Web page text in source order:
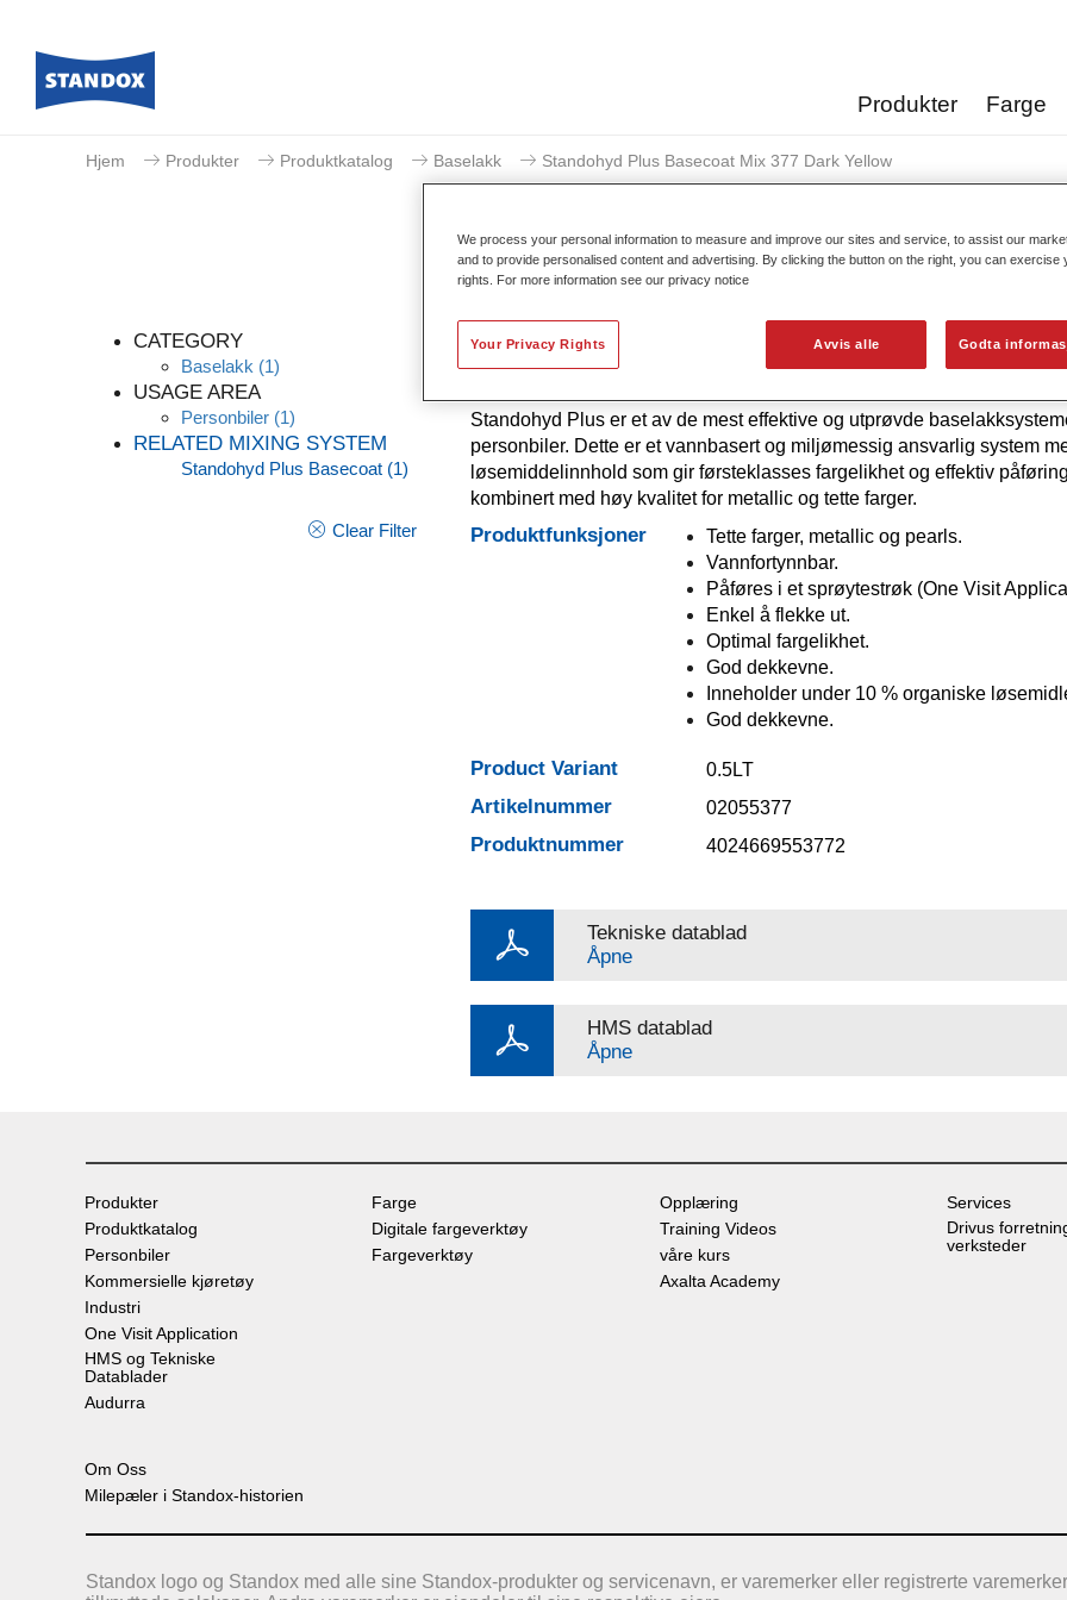
Produkter Farge
Hjem Produkter Produktkatalog Baselakk Standohyd Plus Basecoat Mix 377 Dark Yellow
CATEGORY
Baselakk (1)
USAGE AREA
Personbiler (1)
RELATED MIXING SYSTEM
Standohyd Plus Basecoat (1)
Clear Filter
Standohyd Plus Basecoat
Standohyd Plus er et av de mest effektive og utprøvde
personbiler. Dette er et vannbasert og miljømessig ansvarlig system
løsemiddelinnhold som gir førsteklasses fargelikhet og effektiv
kombinert med høy kvalitet for metallic og tette farger.
Produktfunksjoner
Tette farger, metallic og pearls.
Vannfortynnbar.
Påføres i et sprøytestrøk (One Visit
Enkel å flekke ut.
Optimal fargelikhet.
God dekkevne.
Inneholder under 10 % organiske
God dekkevne.
Product Variant 0.5LT
Artikelnummer 02055377
Produktnummer 4024669553772
Tekniske datablad
Åpne
HMS datablad
Åpne
Produkter
Produktkatalog
Personbiler
Kommersielle kjøretøy
Industri
One Visit Application
HMS og Tekniske
Datablader
Audurra
Farge
Digitale fargeverktøy
Fargeverktøy
Opplæring
Training Videos
våre kurs
Axalta Academy
Services
Drivus
verksteder
Om Oss
Milepæler i Standox-historien
Standox logo og Standox med alle sine Standox-produkter og servicenavn, er varemerker eller registrerte
We process your personal information to measure and improve our sites and service, to assist our
and to provide personalised content and advertising. By clicking the button on the right, you can exercise
rights. For more information see our privacy notice
Avvis alle Godta
Your Privacy Rights